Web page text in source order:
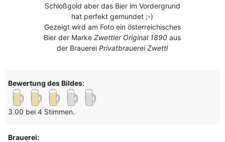
Schloßgold aber das Bier im Vordergrund
hat perfekt gemundet ;-)
Gezeigt wird am Foto ein österreichisches
Bier der MarkeZwettler Original 1890 aus
der BrauereiPrivatbrauerei Zwettl
Bewertung des Bildes:
3.00 bei 4 Stimmen.
Brauerei: